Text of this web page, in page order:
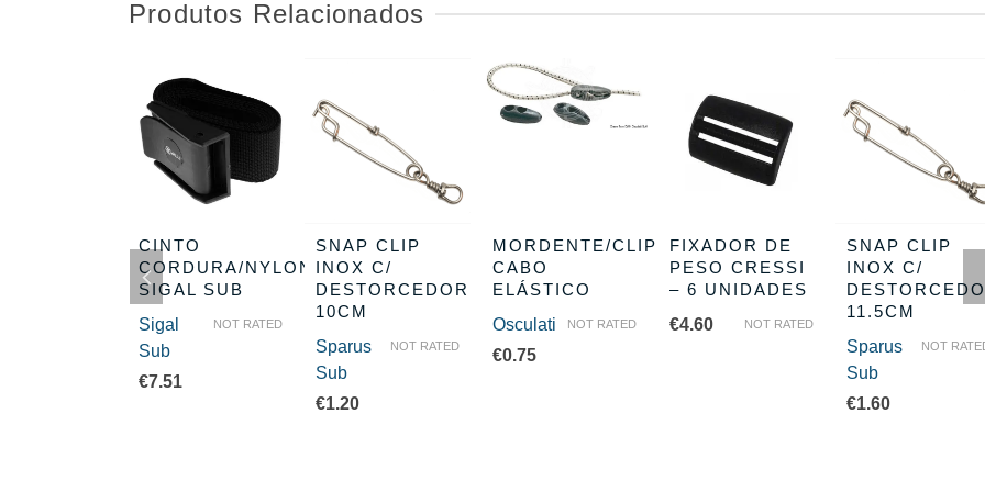
Produtos Relacionados
CINTO
CORDURA/NYLON
SIGAL SUB
NOT RATED
Sigal
Sub
€7.51
SNAP CLIP
INOX C/
DESTORCEDOR
10CM
NOT RATED
Sparus
Sub
€1.20
MORDENTE/CLIP
CABO
ELÁSTICO
NOT RATED
Osculati
€0.75
FIXADOR DE
PESO CRESSI
– 6 UNIDADES
NOT RATED
€4.60
SNAP CLIP
INOX C/
11.5CM
NOT
Sparus
Sub
€1.60